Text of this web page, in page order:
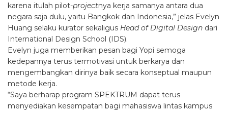
karena itulah pilot-projectnya kerja samanya antara dua
negara saja dulu, yaitu Bangkok dan Indonesia,” jelas Evelyn
Huang selaku kurator sekaligus Head of Digital Design dari
International Design School (IDS).
Evelyn juga memberikan pesan bagi Yopi semoga
kedepannya terus termotivasi untuk berkarya dan
mengembangkan dirinya baik secara konseptual maupun
metode kerja.
“Saya berharap program SPEKTRUM dapat terus
menyediakan kesempatan bagi mahasiswa lintas kampus